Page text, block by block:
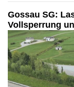
Gossau SG:
Vollsperrung